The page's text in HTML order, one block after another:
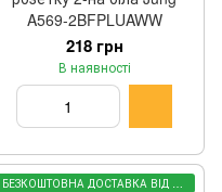
A569-2BFPLUAWW
218 грн
В наявності
БЕЗКОШТОВНА ДОСТАВКА ВІД 3000 ГРН